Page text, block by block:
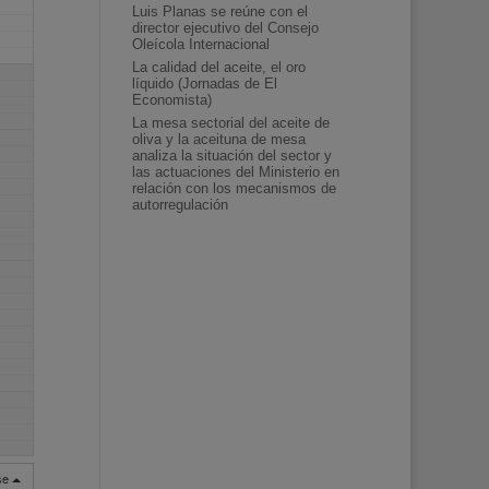
Luis Planas se reúne con el
director ejecutivo del Consejo
Oleícola Internacional
La calidad del aceite, el oro
líquido (Jornadas de El
Economista)
La mesa sectorial del aceite de
oliva y la aceituna de mesa
analiza la situación del sector y
las actuaciones del Ministerio en
relación con los mecanismos de
autorregulación